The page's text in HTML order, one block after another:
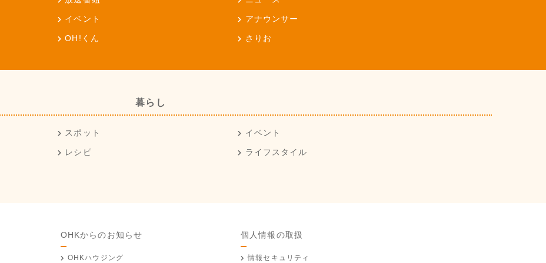
イベント アナウンサー
OH!くん さりお
暮らし
スポット イベント
レシピ ライフスタイル
OHKからのお知らせ
OHKハウジング
個人情報の取扱
情報セキュリティ